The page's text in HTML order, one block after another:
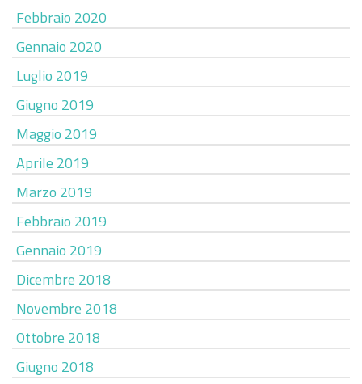
Febbraio 2020
Gennaio 2020
Luglio 2019
Giugno 2019
Maggio 2019
Aprile 2019
Marzo 2019
Febbraio 2019
Gennaio 2019
Dicembre 2018
Novembre 2018
Ottobre 2018
Giugno 2018